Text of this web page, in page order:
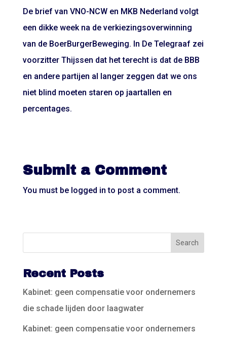
De brief van VNO-NCW en MKB Nederland volgt
een dikke week na de verkiezingsoverwinning
van de BoerBurgerBeweging. In De Telegraaf zei
voorzitter Thijssen dat het terecht is dat de BBB
en andere partijen al langer zeggen dat we ons
niet blind moeten staren op jaartallen en
percentages.
Submit a Comment
You must be logged in to post a comment.
Recent Posts
Kabinet: geen compensatie voor ondernemers
die schade lijden door laagwater
Kabinet: geen compensatie voor ondernemers